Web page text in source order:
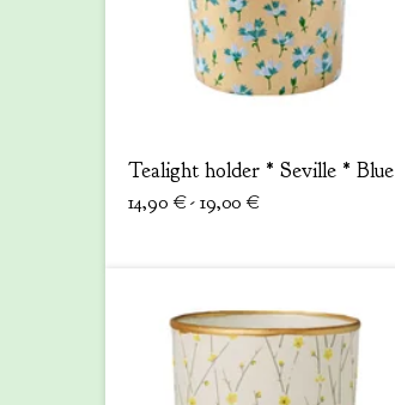
Tealight holder * Seville * Blue
14,90 €- 19,00 €